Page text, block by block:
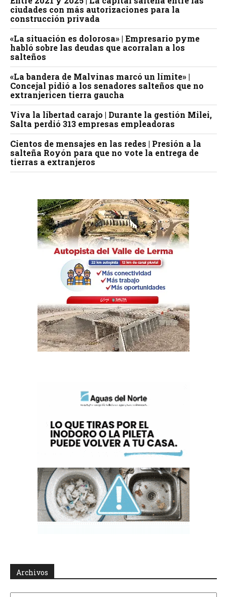
ciudades con más autorizaciones para la
construcción privada
«La situación es dolorosa» | Empresario pyme
habló sobre las deudas que acorralan a los
salteños
«La bandera de Malvinas marcó un límite» |
Concejal pidió a los senadores salteños que no
extranjericen tierra gaucha
Viva la libertad carajo | Durante la gestión Milei,
Salta perdió 313 empresas empleadoras
Cientos de mensajes en las redes | Presión a la
salteña Royón para que no vote la entrega de
tierras a extranjeros
Archivos
Archivos